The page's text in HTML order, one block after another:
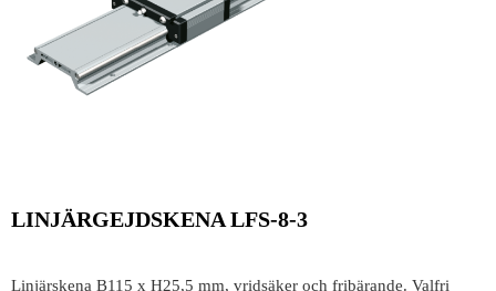
LINJÄRGEJDSKENA LFS-8-3
Linjärskena B115 x H25,5 mm, vridsäker och fribärande. Valfri